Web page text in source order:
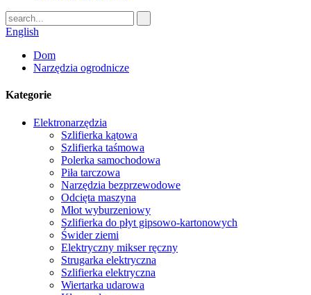
English
Dom
Narzędzia ogrodnicze
Kategorie
Elektronarzędzia
Szlifierka kątowa
Szlifierka taśmowa
Polerka samochodowa
Piła tarczowa
Narzędzia bezprzewodowe
Odcięta maszyna
Młot wyburzeniowy
Szlifierka do płyt gipsowo-kartonowych
Świder ziemi
Elektryczny mikser ręczny
Strugarka elektryczna
Szlifierka elektryczna
Wiertarka udarowa